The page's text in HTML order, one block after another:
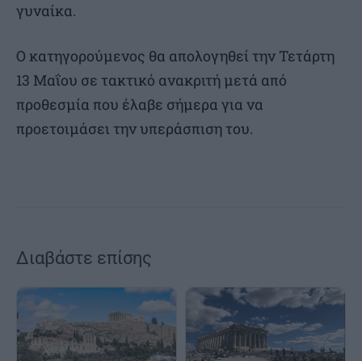
γυναίκα.
Ο κατηγορούμενος θα απολογηθεί την Τετάρτη
13 Μαΐου σε τακτικό ανακριτή μετά από
προθεσμία που έλαβε σήμερα για να
προετοιμάσει την υπεράσπιση του.
Διαβάστε επίσης